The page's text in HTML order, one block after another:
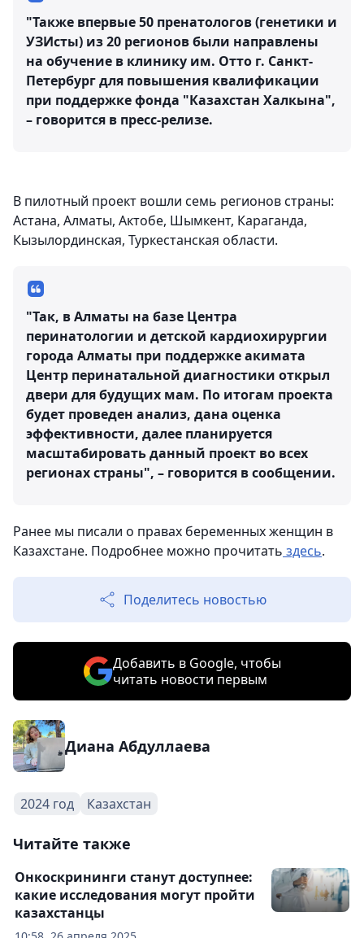
"Также впервые 50 пренатологов (генетики и
УЗИсты) из 20 регионов были направлены
на обучение в клинику им. Отто г. Санкт-
Петербург для повышения квалификации
при поддержке фонда "Казахстан Халкына",
– говорится в пресс-релизе.
В пилотный проект вошли семь регионов страны:
Астана, Алматы, Актобе, Шымкент, Караганда,
Кызылординская, Туркестанская области.
"Так, в Алматы на базе Центра
перинатологии и детской кардиохирургии
города Алматы при поддержке акимата
Центр перинатальной диагностики открыл
двери для будущих мам. По итогам проекта
будет проведен анализ, дана оценка
эффективности, далее планируется
масштабировать данный проект во всех
регионах страны", – говорится в сообщении.
Ранее мы писали о правах беременных женщин в
Казахстане. Подробнее можно прочитать здесь.
Поделитесь новостью
Добавить в Google, чтобы
читать новости первым
Диана Абдуллаева
2024 год Казахстан
Читайте также
Онкоскрининги станут доступнее:
какие исследования могут пройти
казахстанцы